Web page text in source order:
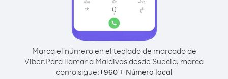
Marca el número en el teclado de marcado de
Viber.Para llamar a Maldivas desde Suecia, marca
como sigue:+960+ Número local